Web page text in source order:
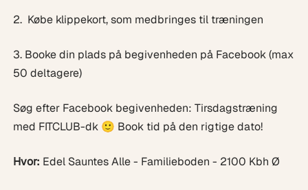
2. Købe klippekort, som medbringes til træningen
3. Booke din plads på begivenheden på Facebook (max
50 deltagere)
Søg efter Facebook begivenheden: Tirsdagstræning
med FITCLUB-dk 🙂 Book tid på den rigtige dato!
Hvor: Edel Sauntes Alle - Familieboden - 2100 Kbh Ø